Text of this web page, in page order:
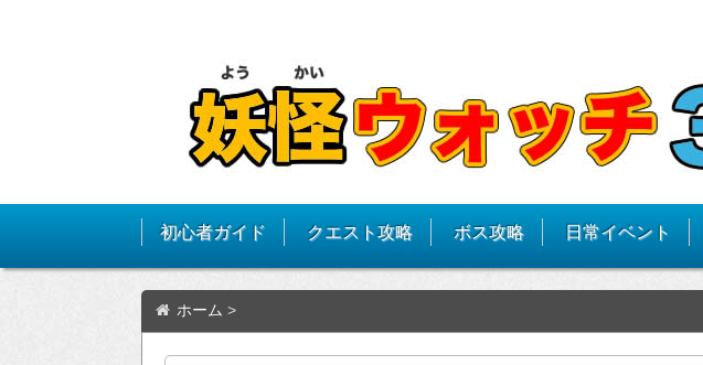
初心者ガイド クエスト攻略 ボス攻略 日常イベント
ホーム >